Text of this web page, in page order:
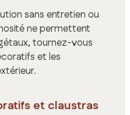
sans entretien ou
ne permettent
tournez-vous
et les
et claustras